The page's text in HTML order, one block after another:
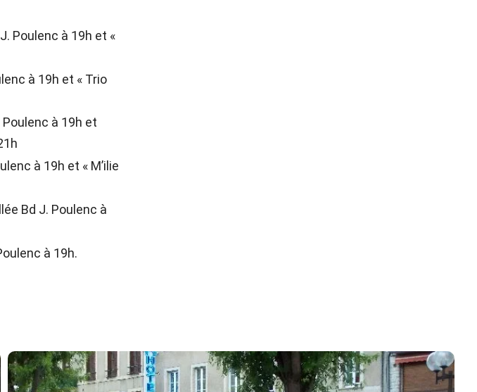
Poulenc à 19h et «
à 19h et « Trio
à 19h et
à 19h et « M’ilie
Bd J. Poulenc à
à 19h.